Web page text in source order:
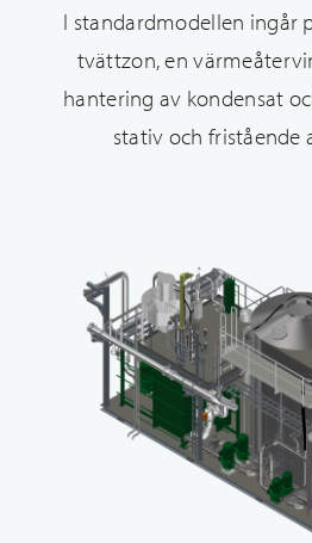
I standardmodellen ingår
tvättzon, en
hantering av kondensat
stativ och fristående